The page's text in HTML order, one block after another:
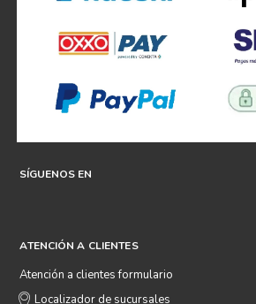
SÍGUENOS EN
ATENCIÓN A CLIENTES
Atención a clientes formulario
Localizador de sucursales